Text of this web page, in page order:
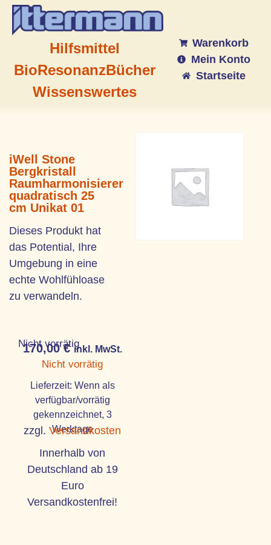
Hilfsmittel
BioResonanzBücher
Wissenswertes
Warenkorb
Mein Konto
Startseite
iWell Stone
Bergkristall
Raumharmonisierer
quadratisch 25
cm Unikat 01
Dieses Produkt hat
das Potential, Ihre
Umgebung in eine
echte Wohlfühloase
zu verwandeln.
170,00€ inkl. MwSt.
Nicht vorrätig
Nicht vorrätig
Lieferzeit: Wenn als
verfügbar/vorrätig
gekennzeichnet, 3
Werktage
zzgl.Versandkosten
Innerhalb von
Deutschland ab 19
Euro
Versandkostenfrei!